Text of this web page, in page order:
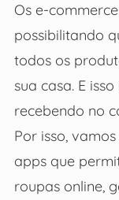
Os e-
possibilitando
todos os
sua casa. E
recebendo no
Por isso,
apps que
roupas online,